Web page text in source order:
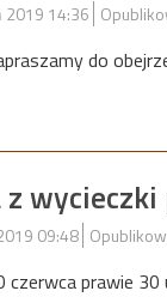
14:36
do
wycieczki
09:48
czerwca prawie 30